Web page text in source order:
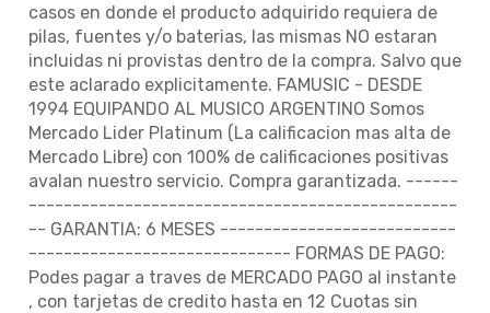
casos en donde el producto adquirido requiera de
pilas, fuentes y/o baterias, las mismas NO estaran
incluidas ni provistas dentro de la compra. Salvo que
este aclarado explicitamente. FAMUSIC - DESDE
1994 EQUIPANDO AL MUSICO ARGENTINO Somos
Mercado Lider Platinum (La calificacion mas alta de
Mercado Libre) con 100% de calificaciones positivas
avalan nuestro servicio. Compra garantizada. ------
-------------------------------------------------
-- GARANTIA: 6 MESES ---------------------------
------------------------------ FORMAS DE PAGO:
Podes pagar a traves de MERCADO PAGO al instante
, con tarjetas de credito hasta en 12 Cuotas sin